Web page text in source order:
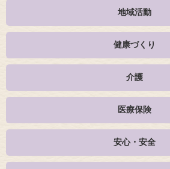
地域活動
健康づくり
介護
医療保険
安心・安全